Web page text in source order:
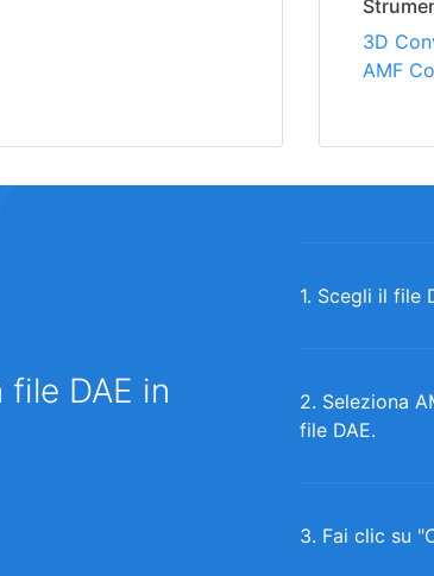
3D
AMF
DAE in
1. Scegli il file
2. Seleziona
file DAE.
3. Fai clic su